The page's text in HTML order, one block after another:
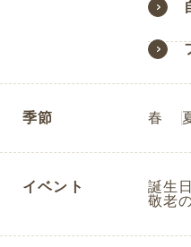
季節 春
イベント 誕生日
敬老